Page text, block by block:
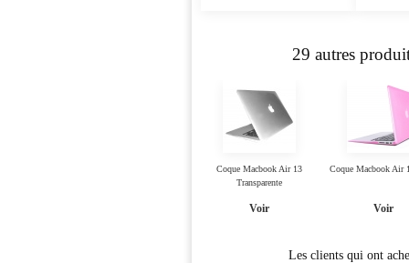
29 autres
Coque Macbook Air 13
Transparente
Voir
Coque Macbook Air
Voir
Les clients qui ont